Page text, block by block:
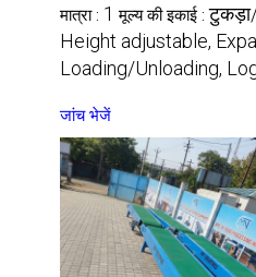
मात्रा : 1 मूल्य की इकाई :
Height adjustable,
Loading/Unloading,
जांच भेजें